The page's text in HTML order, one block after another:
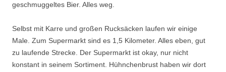
geschmuggeltes Bier. Alles weg.
Selbst mit Karre und großen Rucksäcken laufen wir einige
Male. Zum Supermarkt sind es 1,5 Kilometer. Alles eben, gut
zu laufende Strecke. Der Supermarkt ist okay, nur nicht
konstant in seinem Sortiment. Hühnchenbrust haben wir dort